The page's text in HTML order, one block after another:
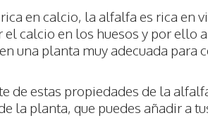
en calcio, la alfalfa es rica en
el calcio en los huesos y por ello
una planta muy adecuada para
de estas propiedades de la
la planta, que puedes añadir a